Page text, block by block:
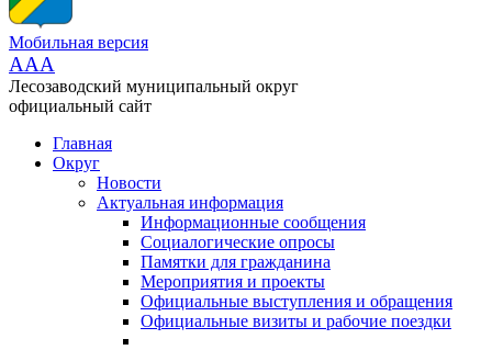
Мобильная версия
AAA
Лесозаводский муниципальный округ
официальный сайт
Главная
Округ
Новости
Актуальная информация
Информационные сообщения
Социалогические опросы
Памятки для гражданина
Мероприятия и проекты
Официальные выступления и обращения
Официальные визиты и рабочие поездки